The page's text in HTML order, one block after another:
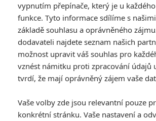
vypnutím přepínače, který je u
funkce. Tyto informace sdílíme s
základě souhlasu a oprávněného
dodavateli najdete seznam našich
možnost upravit váš souhlas pro
vznést námitku proti zpracování údajů
tvrdí, že mají oprávněný zájem vaše
Vaše volby zde jsou relevantní pouze
konkrétní stránku. Vaše nastavení a